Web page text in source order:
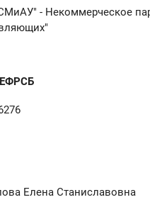
- Некоммерческое
Елена Станиславовна